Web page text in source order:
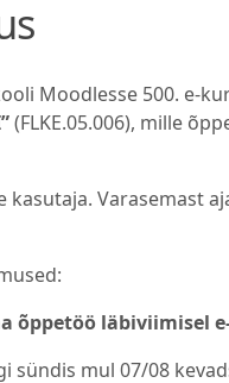
Moodlesse 500. e-
(FLKE.05.006), mille
kasutaja. Varasemast
õppetöö läbiviimisel
sündis mul 07/08